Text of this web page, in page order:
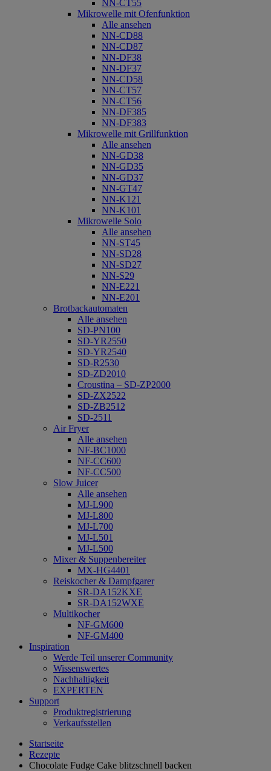
NN-CT55
Mikrowelle mit Ofenfunktion
Alle ansehen
NN-CD88
NN-CD87
NN-DF38
NN-DF37
NN-CD58
NN-CT57
NN-CT56
NN-DF385
NN-DF383
Mikrowelle mit Grillfunktion
Alle ansehen
NN-GD38
NN-GD35
NN-GD37
NN-GT47
NN-K121
NN-K101
Mikrowelle Solo
Alle ansehen
NN-ST45
NN-SD28
NN-SD27
NN-S29
NN-E221
NN-E201
Brotbackautomaten
Alle ansehen
SD-PN100
SD-YR2550
SD-YR2540
SD-R2530
SD-ZD2010
Croustina – SD-ZP2000
SD-ZX2522
SD-ZB2512
SD-2511
Air Fryer
Alle ansehen
NF-BC1000
NF-CC600
NF-CC500
Slow Juicer
Alle ansehen
MJ-L900
MJ-L800
MJ-L700
MJ-L501
MJ-L500
Mixer & Suppenbereiter
MX-HG4401
Reiskocher & Dampfgarer
SR-DA152KXE
SR-DA152WXE
Multikocher
NF-GM600
NF-GM400
Inspiration
Werde Teil unserer Community
Wissenswertes
Nachhaltigkeit
EXPERTEN
Support
Produktregistrierung
Verkaufsstellen
Startseite
Rezepte
Chocolate Fudge Cake blitzschnell backen